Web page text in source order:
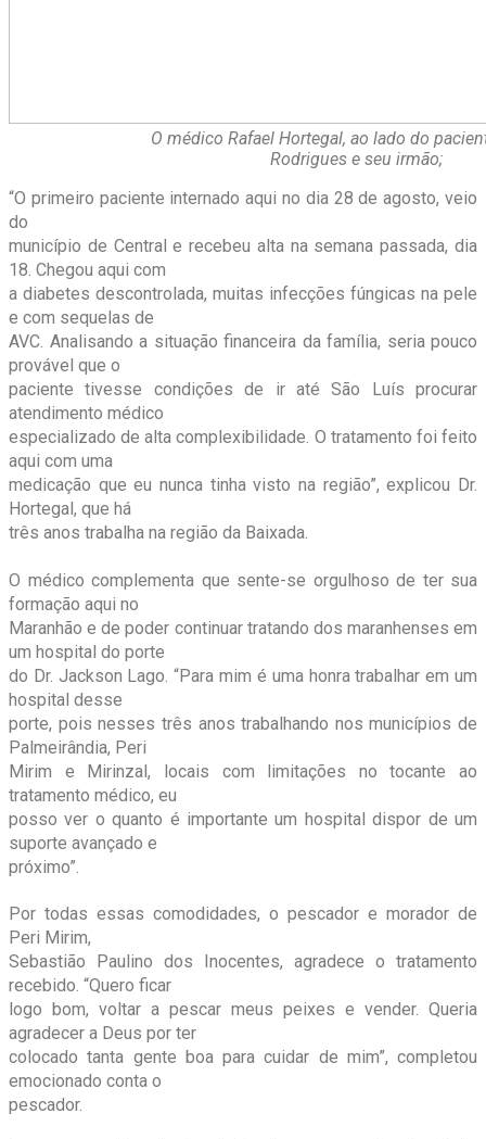
O médico Rafael Hortegal, ao lado do
Rodrigues e seu irmão;
“O primeiro paciente internado aqui no dia 28 de agosto, veio
do
município de Central e recebeu alta na semana passada, dia
18. Chegou aqui com
a diabetes descontrolada, muitas infecções fúngicas na pele
e com sequelas de
AVC. Analisando a situação financeira da família, seria pouco
provável que o
paciente tivesse condições de ir até São Luís procurar
atendimento médico
especializado de alta complexibilidade. O tratamento foi feito
aqui com uma
medicação que eu nunca tinha visto na região”, explicou Dr.
Hortegal, que há
três anos trabalha na região da Baixada.
O médico complementa que sente-se orgulhoso de ter sua
formação aqui no
Maranhão e de poder continuar tratando dos maranhenses em
um hospital do porte
do Dr. Jackson Lago. “Para mim é uma honra trabalhar em um
hospital desse
porte, pois nesses três anos trabalhando nos municípios de
Palmeirândia, Peri
Mirim e Mirinzal, locais com limitações no tocante ao
tratamento médico, eu
posso ver o quanto é importante um hospital dispor de um
suporte avançado e
próximo”.
Por todas essas comodidades, o pescador e morador de
Peri Mirim,
Sebastião Paulino dos Inocentes, agradece o tratamento
recebido. “Quero ficar
logo bom, voltar a pescar meus peixes e vender. Queria
agradecer a Deus por ter
colocado tanta gente boa para cuidar de mim”, completou
emocionado conta o
pescador.